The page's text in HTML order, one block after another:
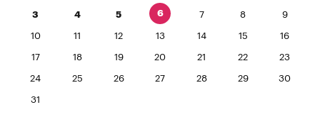
3 4 5 6 7 8 9
10 11 12 13 14 15 16
17 18 19 20 21 22 23
24 25 26 27 28 29 30
31